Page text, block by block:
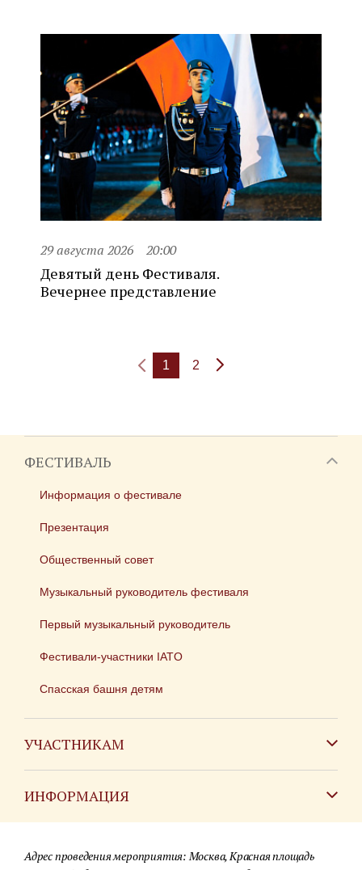
29 августа 2026 20:00
Девятый день Фестиваля.
Вечернее представление
1 2
ФЕСТИВАЛЬ
Информация о фестивале
Презентация
Общественный совет
Музыкальный руководитель фестиваля
Первый музыкальный руководитель
Фестивали-участники IATO
Спасская башня детям
УЧАСТНИКАМ
ИНФОРМАЦИЯ
Для СМИ
Адрес проведения мероприятия: Москва, Красная площадь